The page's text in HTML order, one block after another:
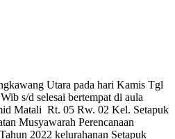
Utara pada hari Kamis Tgl
s/d selesai bertempat di aula
Matali Rt. 05 Rw. 02 Kel. Setapuk
Musyawarah Perencanaan
2022 kelurahanan Setapuk